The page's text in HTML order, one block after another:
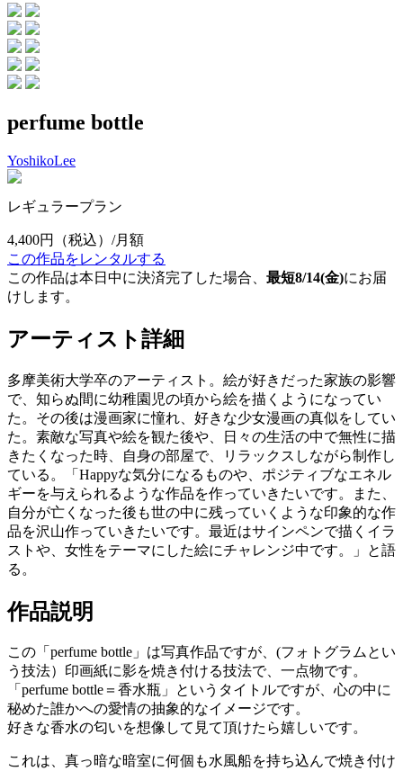
perfume bottle
YoshikoLee
レギュラープラン
4,400円
（税込）/月額
この作品をレンタルする
この作品は本日中に決済完了した場合、 最短8/14(金)にお届
けします。
アーティスト詳細
多摩美術大学卒のアーティスト。絵が好きだった家族の影響
で、知らぬ間に幼稚園児の頃から絵を描くようになってい
た。その後は漫画家に憧れ、好きな少女漫画の真似をしてい
た。素敵な写真や絵を観た後や、日々の生活の中で無性に描
きたくなった時、自身の部屋で、リラックスしながら制作し
ている。「Happyな気分になるものや、ポジティブなエネル
ギーを与えられるような作品を作っていきたいです。また、
自分が亡くなった後も世の中に残っていくような印象的な作
品を沢山作っていきたいです。最近はサインペンで描くイラ
ストや、女性をテーマにした絵にチャレンジ中です。」と語
る。
作品説明
この「perfume bottle」は写真作品ですが、(フォトグラムとい
う技法）印画紙に影を焼き付ける技法で、一点物です。
「perfume bottle＝香水瓶」というタイトルですが、心の中に
秘めた誰かへの愛情の抽象的なイメージです。
好きな香水の匂いを想像して見て頂けたら嬉しいです。
これは、真っ暗な暗室に何個も水風船を持ち込んで焼き付け